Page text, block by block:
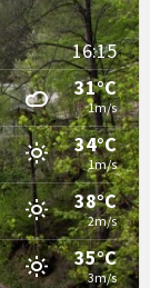
16:15
31°C
1m/s
34°C
1m/s
38°C
2m/s
35°C
3m/s